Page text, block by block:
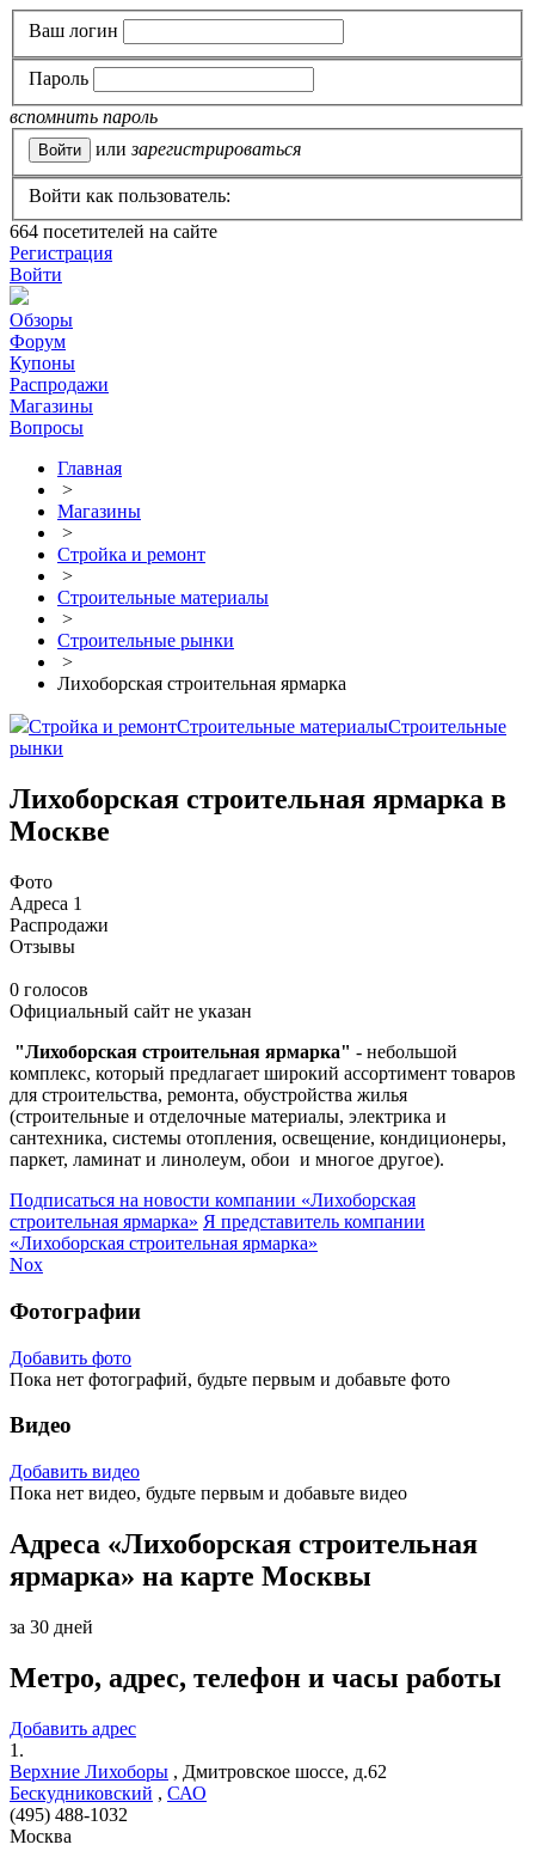
Ваш логин
Пароль
вспомнить пароль
или зарегистрироваться
Войти как пользователь:
664 посетителей на сайте
Регистрация
Войти
Обзоры
Форум
Купоны
Распродажи
Магазины
Вопросы
Главная
>
Магазины
>
Стройка и ремонт
>
Строительные материалы
>
Строительные рынки
>
Лихоборская строительная ярмарка
Стройка и ремонтСтроительные материалыСтроительные
рынки
Лихоборская строительная ярмарка в
Москве
Фото
Адреса 1
Распродажи
Отзывы
0 голосов
Официальный сайт не указан
"Лихоборская строительная ярмарка" - небольшой
комплекс, который предлагает широкий ассортимент товаров
для строительства, ремонта, обустройства жилья
(строительные и отделочные материалы, электрика и
сантехника, системы отопления, освещение, кондиционеры,
паркет, ламинат и линолеум, обои и многое другое).
Подписаться на новости компании «Лихоборская
строительная ярмарка» Я представитель компании
«Лихоборская строительная ярмарка»
Nox
Фотографии
Добавить фото
Пока нет фотографий, будьте первым и добавьте фото
Видео
Добавить видео
Пока нет видео, будьте первым и добавьте видео
Адреса «Лихоборская строительная
ярмарка» на карте Москвы
за 30 дней
Метро, адрес, телефон и часы работы
Добавить адрес
1.
Верхние Лихоборы , Дмитровское шоссе, д.62
Бескудниковский , САО
(495) 488-1032
Москва